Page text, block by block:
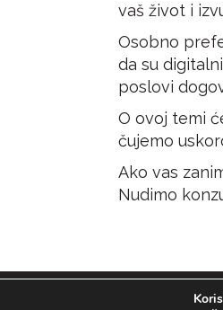
vaš život i
Osobno
da su
poslovi
O ovoj temi
čujemo
Ako vas
Nudimo